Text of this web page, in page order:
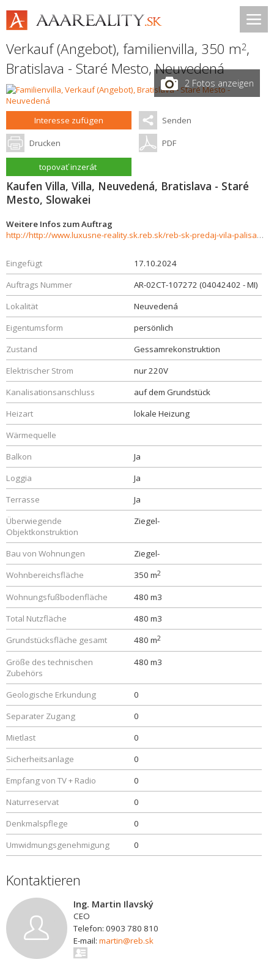
Verkauf (Angebot), familienvilla, 350 m2,
Bratislava - Staré Mesto,Neuvedená
2 Fotos anzeigen
Interesse zufügen Senden
Drucken PDF
topovať inzerát
Kaufen Villa, Villa, Neuvedená, Bratislava - Staré
Mesto, Slowakei
Weitere Infos zum Auftrag
http://http://www.luxusne-reality.sk.reb.sk/reb-sk-predaj-vila-palisady-350-m2-stare-mesto-ba-i--859556
Eingefügt
17.10.2024
Auftrags Nummer
AR-02CT-107272 (04042402 - MI)
Lokalität
Neuvedená
Eigentumsform
persönlich
Zustand
Gessamrekonstruktion
Elektrischer Strom
nur 220V
Kanalisationsanschluss
auf dem Grundstück
Heizart
lokale Heizung
Wärmequelle
Balkon
Ja
Loggia
Ja
Terrasse
Ja
Überwiegende
Objektkonstruktion
Ziegel-
Bau von Wohnungen
Ziegel-
Wohnbereichsfläche
350 m2
Wohnungsfußbodenfläche
480 m3
Total Nutzfläche
480 m3
Grundstücksfläche gesamt
480 m2
Größe des technischen
Zubehörs
480 m3
Geologische Erkundung
0
Separater Zugang
0
Mietlast
0
Sicherheitsanlage
0
Empfang von TV + Radio
0
Naturreservat
0
Denkmalspflege
0
Umwidmungsgenehmigung
0
Kontaktieren
Ing. Martin Ilavský
CEO
Telefon: 0903 780 810
E-mail: martin@reb.sk